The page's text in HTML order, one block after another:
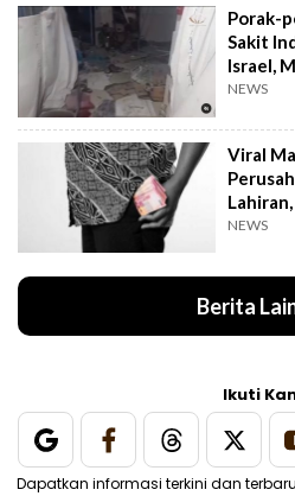
Porak-
Sakit
Israel,
NEWS
Viral
Enggak
NEWS
Berita
Ikuti
Dapatkan informasi terkini dan